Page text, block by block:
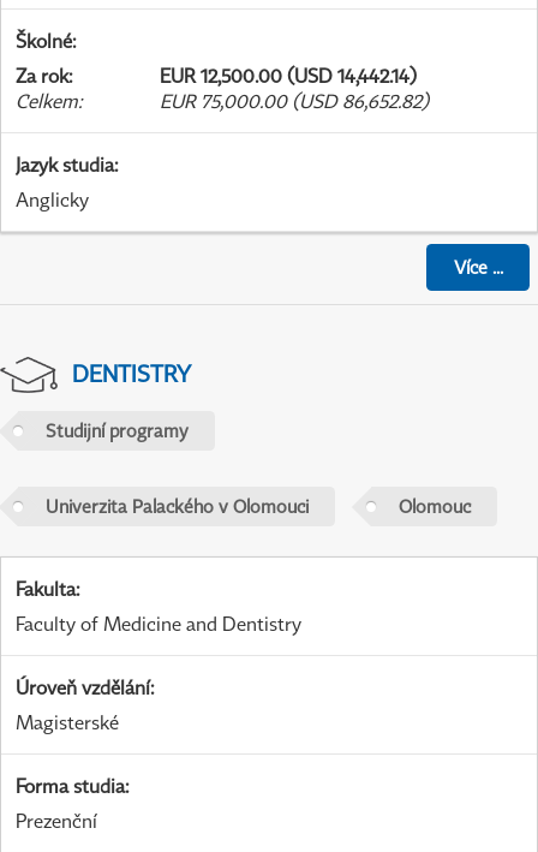
Školné:
Za rok:
EUR 12,500.00 (USD 14,442.14)
Celkem: EUR 75,000.00 (USD 86,652.82)
Jazyk studia:
Anglicky
Více...
DENTISTRY
Studijní programy
Univerzita Palackého v Olomouci Olomouc
Fakulta:
Faculty of Medicine and Dentistry
Úroveň vzdělání:
Magisterské
Forma studia:
Prezenční